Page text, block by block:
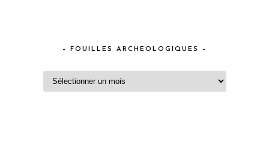
– FOUILLES ARCHEOLOGIQUES –